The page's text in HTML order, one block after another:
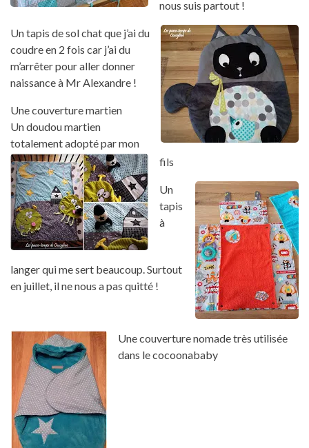
nous suis partout !
Un tapis de sol chat que j’ai du
coudre en 2 fois car j’ai du
m’arrêter pour aller donner
naissance à Mr Alexandre !
Une couverture martien
Un doudou martien
totalement adopté par mon
fils
Un
tapis
à
langer qui me sert beaucoup. Surtout
en juillet, il ne nous a pas quitté !
Une couverture nomade très utilisée
dans le cocoonababy